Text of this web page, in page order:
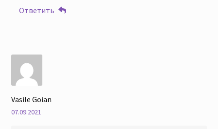
Ответить
Vasile Goian
07.09.2021